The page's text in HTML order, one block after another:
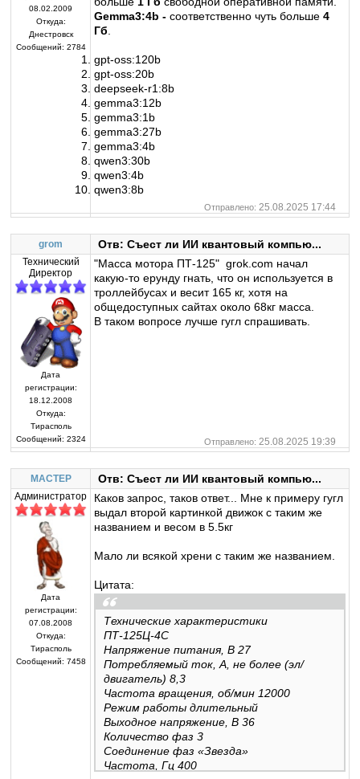
08.02.2009
Откуда:
Днестровск
Сообщений: 2784
Gemma3:4b -соответственно чуть больше4
Гб
gpt-oss:120b
gpt-oss:20b
deepseek-r1:8b
gemma3:12b
gemma3:1b
gemma3:27b
gemma3:4b
qwen3:30b
qwen3:4b
qwen3:8b
Отправлено: 25.08.2025 17:44
grom Отв: Съест ли ИИ квантовый компью...
Технический
Директор
Дата
регистрации:
18.12.2008
Откуда:
Тирасполь
Сообщений: 2324
"Масса мотора ПТ-125" grok.com начал
какую-то ерунду гнать, что он используется в
троллейбусах и весит 165 кг, хотя на
общедоступных сайтах около 68кг масса.
В таком вопросе лучше гугл спрашивать.
Отправлено: 25.08.2025 19:39
MACTEP Отв: Съест ли ИИ квантовый компью...
Администратор
Дата
регистрации:
07.08.2008
Откуда:
Тирасполь
Сообщений: 7458
Каков запрос, таков ответ... Мне к примеру гугл
выдал второй картинкой движок с таким же
названием и весом в 5.5кг
Мало ли всякой хрени с таким же названием.
Цитата:
Технические характеристики
ПТ-125Ц-4С
Напряжение питания, В 27
Потребляемый ток, А, не более (эл/
двигатель) 8,3
Частота вращения, об/мин 12000
Режим работы длительный
Выходное напряжение, В 36
Количество фаз 3
Соединение фаз «Звезда»
Частота, Гц 400